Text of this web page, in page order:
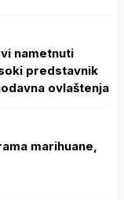
nametnuti
predstavnik
ovlaštenja
marihuane,